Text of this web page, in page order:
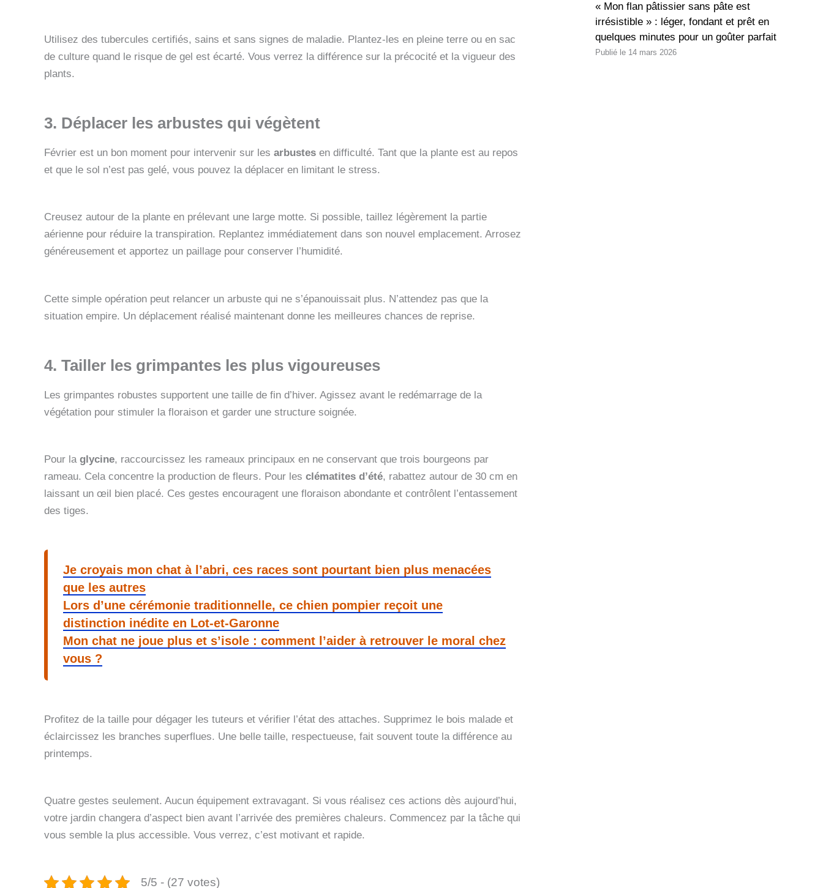
Utilisez des tubercules certifiés, sains et sans signes de maladie. Plantez-les en pleine terre ou en sac
de culture quand le risque de gel est écarté. Vous verrez la différence sur la précocité et la vigueur des
plants.
3. Déplacer les arbustes qui végètent
Février est un bon moment pour intervenir sur les arbustes en difficulté. Tant que la plante est au repos
et que le sol n’est pas gelé, vous pouvez la déplacer en limitant le stress.
Creusez autour de la plante en prélevant une large motte. Si possible, taillez légèrement la partie
aérienne pour réduire la transpiration. Replantez immédiatement dans son nouvel emplacement. Arrosez
généreusement et apportez un paillage pour conserver l’humidité.
Cette simple opération peut relancer un arbuste qui ne s’épanouissait plus. N’attendez pas que la
situation empire. Un déplacement réalisé maintenant donne les meilleures chances de reprise.
4. Tailler les grimpantes les plus vigoureuses
Les grimpantes robustes supportent une taille de fin d’hiver. Agissez avant le redémarrage de la
végétation pour stimuler la floraison et garder une structure soignée.
Pour la glycine, raccourcissez les rameaux principaux en ne conservant que trois bourgeons par
rameau. Cela concentre la production de fleurs. Pour les clématites d’été, rabattez autour de 30 cm en
laissant un œil bien placé. Ces gestes encouragent une floraison abondante et contrôlent l’entassement
des tiges.
Je croyais mon chat à l’abri, ces races sont pourtant bien plus menacées
que les autres
Lors d’une cérémonie traditionnelle, ce chien pompier reçoit une
distinction inédite en Lot-et-Garonne
Mon chat ne joue plus et s’isole : comment l’aider à retrouver le moral chez
vous ?
Profitez de la taille pour dégager les tuteurs et vérifier l’état des attaches. Supprimez le bois malade et
éclaircissez les branches superflues. Une belle taille, respectueuse, fait souvent toute la différence au
printemps.
Quatre gestes seulement. Aucun équipement extravagant. Si vous réalisez ces actions dès aujourd’hui,
votre jardin changera d’aspect bien avant l’arrivée des premières chaleurs. Commencez par la tâche qui
vous semble la plus accessible. Vous verrez, c’est motivant et rapide.
5/5 - (27 votes)
« Mon flan pâtissier sans pâte est
irrésistible » : léger, fondant et prêt en
quelques minutes pour un goûter parfait
14 mars 2026